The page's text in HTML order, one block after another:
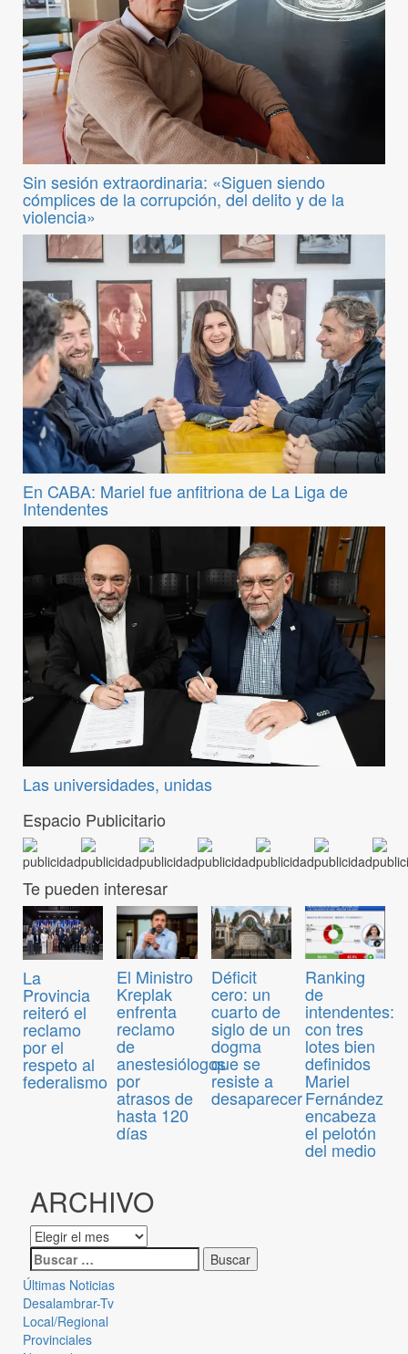
Sin sesión extraordinaria: «Siguen siendo
cómplices de la corrupción, del delito y de la
violencia»
En CABA: Mariel fue anfitriona de La Liga de
Intendentes
Las universidades, unidas
Espacio Publicitario
Te pueden interesar
La
Provincia
reiteró el
reclamo
por el
respeto al
federalismo
El Ministro
Kreplak
enfrenta
reclamo
de
anestesiólogos
por
atrasos de
hasta 120
días
Déficit
cero: un
cuarto de
siglo de un
dogma
que se
resiste a
desaparecer
Ranking
de
intendentes:
con tres
lotes bien
definidos
Mariel
Fernández
encabeza
el pelotón
del medio
ARCHIVO
Últimas Noticias
Desalambrar-Tv
Local/Regional
Provinciales